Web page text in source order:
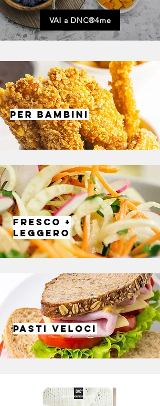
VAI a DNC®4me
PER BAMBINI
FRESCO +
LEGGERO
PASTI VELOCI